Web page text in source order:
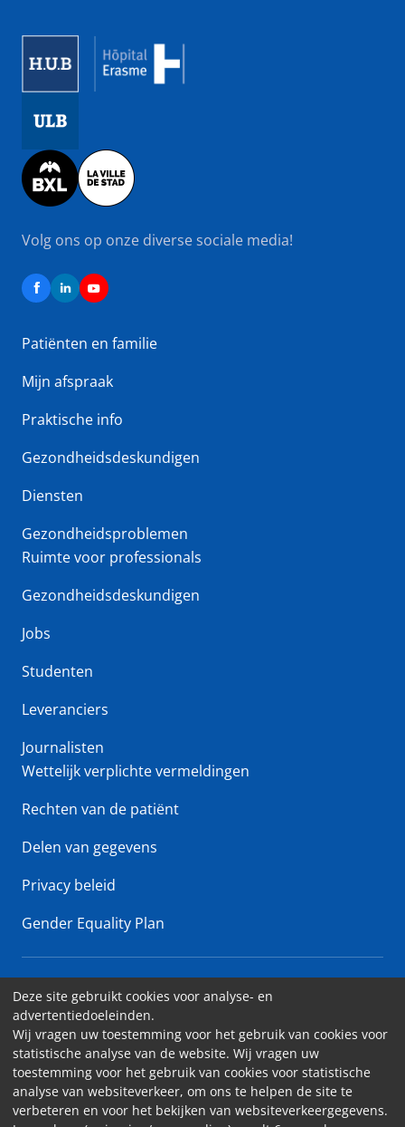
Image
Volg ons op onze diverse sociale media!
Patiënten en familie
Mijn afspraak
Praktische info
Gezondheidsdeskundigen
Diensten
Gezondheidsproblemen
Ruimte voor professionals
Gezondheidsdeskundigen
Jobs
Studenten
Leveranciers
Journalisten
Wettelijk verplichte vermeldingen
Rechten van de patiënt
Delen van gegevens
Privacy beleid
Gender Equality Plan
Erasme Ziekenhuis • Lenniksebaan 808 - 1070 Brussel
Toegankelijkheid
Contact
Cookies
Wettelijk vermeldingen
Deze site gebruikt cookies voor analyse- en
advertentiedoeleinden.
Wij vragen uw toestemming voor het gebruik van cookies voor
statistische analyse van de website. Wij vragen uw
toestemming voor het gebruik van cookies voor statistische
analyse van websiteverkeer, om ons te helpen de site te
verbeteren en voor het bekijken van websiteverkeergegevens.